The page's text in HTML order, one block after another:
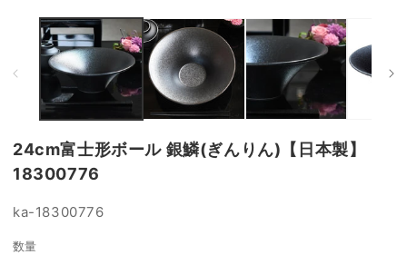
で
(1)
を
開
24cm富士形ボール 銀鱗(ぎんりん)【日本製】
18300776
SKU:
ka-18300776
数量